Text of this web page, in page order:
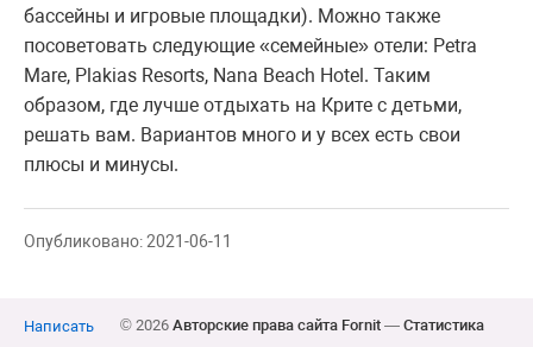
бассейны и игровые площадки). Можно также
посоветовать следующие «семейные» отели: Petra
Mare, Plakias Resorts, Nana Beach Hotel. Таким
образом, где лучше отдыхать на Крите с детьми,
решать вам. Вариантов много и у всех есть свои
плюсы и минусы.
Опубликовано: 2021-06-11
Написать © 2026 Авторские права сайта Fornit— Статистика